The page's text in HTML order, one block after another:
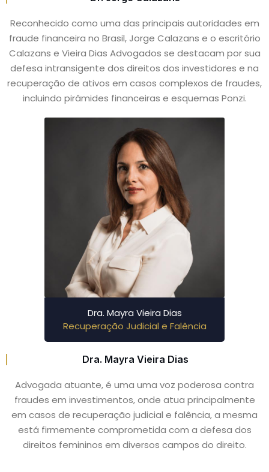
Reconhecido como uma das principais autoridades em
fraude financeira no Brasil, Jorge Calazans e o escritório
Calazans e Vieira Dias Advogados se destacam por sua
defesa intransigente dos direitos dos investidores e na
recuperação de ativos em casos complexos de fraudes,
incluindo pirâmides financeiras e esquemas Ponzi.
Dra. Mayra Vieira Dias
Recuperação Judicial e Falência
Dra. Mayra Vieira Dias
Advogada atuante, é uma uma voz poderosa contra
fraudes em investimentos, onde atua principalmente
em casos de recuperação judicial e falência, a mesma
está firmemente comprometida com a defesa dos
direitos femininos em diversos campos do direito.